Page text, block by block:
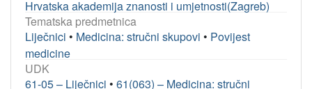
Hrvatska akademija znanosti i umjetnosti(Zagreb)
Tematska predmetnica
Liječnici • Medicina: stručni skupovi • Povijest
medicine
UDK
61-05 – Liječnici • 61(063) – Medicina: stručni